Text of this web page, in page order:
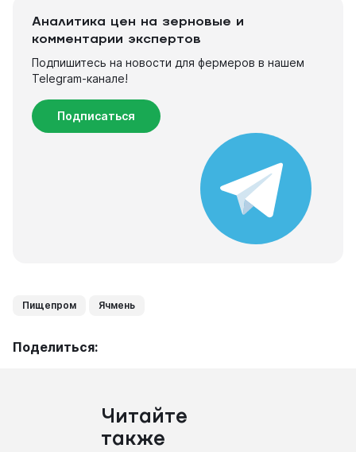
Аналитика цен на зерновые и
комментарии экспертов
Подпишитесь на новости для фермеров в нашем
Telegram-канале!
Подписаться
Пищепром Ячмень
Поделиться:
Читайте
также